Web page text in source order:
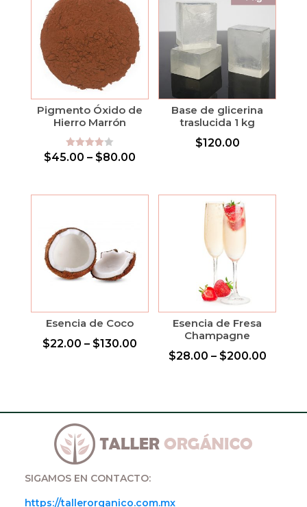
Pigmento Óxido de
Hierro Marrón
Rated
4.00
$45.00 – $80.00
Base de glicerina
traslucida 1 kg
$120.00
Esencia de Coco
$22.00 – $130.00
Esencia de Fresa
Champagne
$28.00 – $200.00
SIGAMOS EN CONTACTO:
https://tallerorganico.com.mx